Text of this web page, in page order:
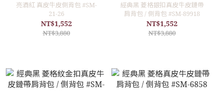
亮酒紅 真皮牛皮側背包 #SM-
21-26
NT$1,552
NT$3,880
經典黑 菱格銀扣真皮牛皮鏈帶
肩背包 / 側背包 #SM-89918
NT$1,552
NT$3,880